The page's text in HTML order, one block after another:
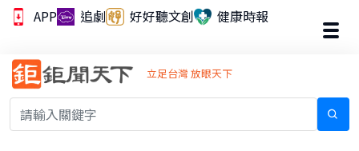
APP 追劇 好好聽文創 健康時報
立足台灣 放眼天下